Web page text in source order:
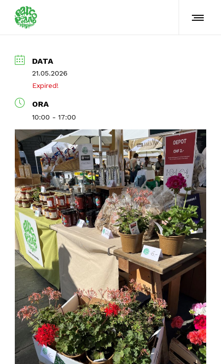
DATA
21.05.2026
Expired!
ORA
10:00 - 17:00